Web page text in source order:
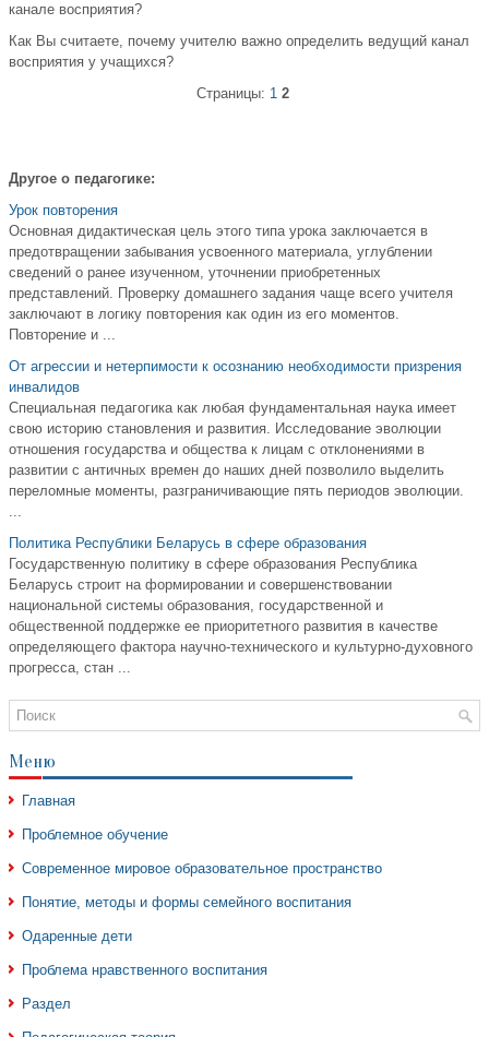
канале восприятия?
Как Вы считаете, почему учителю важно определить ведущий канал
восприятия у учащихся?
Страницы: 1 2
Другое о педагогике:
Урок повторения
Основная дидактическая цель этого типа урока заключается в
предотвращении забывания усвоенного материала, углублении
сведений о ранее изученном, уточнении приобретенных
представлений. Проверку домашнего задания чаще всего учителя
заключают в логику повторения как один из его моментов.
Повторение и ...
От агрессии и нетерпимости к осознанию необходимости призрения
инвалидов
Специальная педагогика как любая фундаментальная наука имеет
свою историю становления и развития. Исследование эволюции
отношения государства и общества к лицам с отклонениями в
развитии с античных времен до наших дней позволило выделить
переломные моменты, разграничивающие пять периодов эволюции.
...
Политика Республики Беларусь в сфере образования
Государственную политику в сфере образования Республика
Беларусь строит на формировании и совершенствовании
национальной системы образования, государственной и
общественной поддержке ее приоритетного развития в качестве
определяющего фактора научно-технического и культурно-духовного
прогресса, стан ...
Меню
Главная
Проблемное обучение
Современное мировое образовательное пространство
Понятие, методы и формы семейного воспитания
Одаренные дети
Проблема нравственного воспитания
Раздел